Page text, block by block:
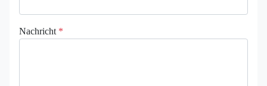
Nachricht *